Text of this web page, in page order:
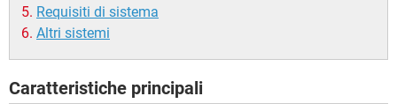
Requisiti di sistema
Altri sistemi
Caratteristiche principali